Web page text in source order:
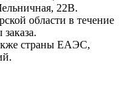
22В.
области в течение
страны ЕАЭС,